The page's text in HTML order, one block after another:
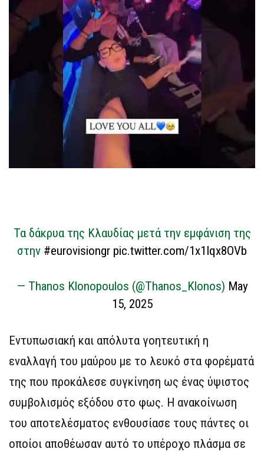
Τα δάκρυα της Κλαυδίας μετά την εμφάνιση της
στην #eurovisiongr pic.twitter.com/1x1Iqx8OVb
— Thanos Klonopoulos (@Thanos_Klonos) May
15, 2025
Εντυπωσιακή και απόλυτα γοητευτική η
εναλλαγή του μαύρου με το λευκό στα φορέματά
της που προκάλεσε συγκίνηση ως ένας ύψιστος
συμβολισμός εξόδου στο φως. Η ανακοίνωση
του αποτελέσματος ενθουσίασε τους πάντες οι
οποίοι αποθέωσαν αυτό το υπέροχο πλάσμα σε